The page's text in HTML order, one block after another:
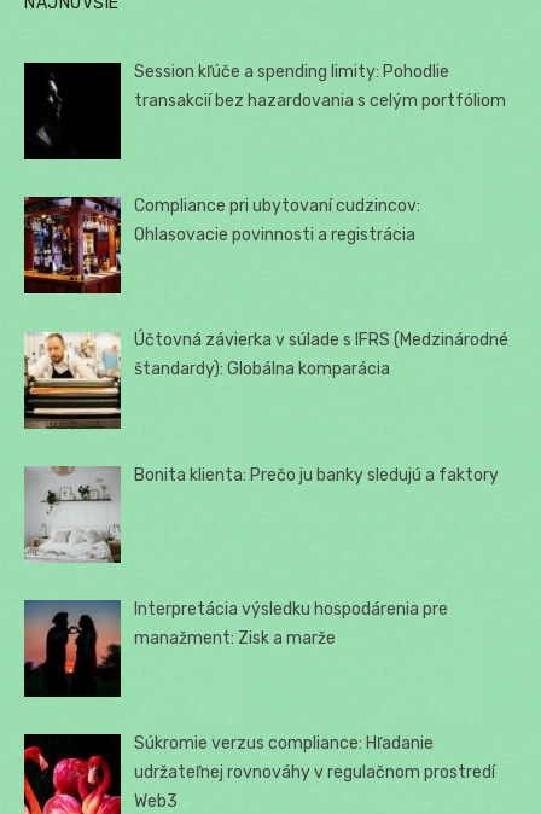
Session kľúče a spending limity: Pohodlie
transakcií bez hazardovania s celým portfóliom
Compliance pri ubytovaní cudzincov:
Ohlasovacie povinnosti a registrácia
Účtovná závierka v súlade s IFRS (Medzinárodné
štandardy): Globálna komparácia
Bonita klienta: Prečo ju banky sledujú a faktory
Interpretácia výsledku hospodárenia pre
manažment: Zisk a marže
Súkromie verzus compliance: Hľadanie
udržateľnej rovnováhy v regulačnom prostredí
Web3